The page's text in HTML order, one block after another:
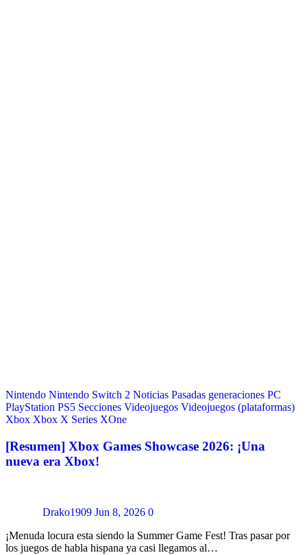
Nintendo Nintendo Switch 2 Noticias Pasadas generaciones PC
PlayStation PS5 Secciones Videojuegos Videojuegos (plataformas)
Xbox Xbox X Series XOne
[Resumen] Xbox Games Showcase 2026: ¡Una
nueva era Xbox!
Drako1909 Jun 8, 2026 0
¡Menuda locura esta siendo la Summer Game Fest! Tras pasar por
los juegos de habla hispana ya casi llegamos al…